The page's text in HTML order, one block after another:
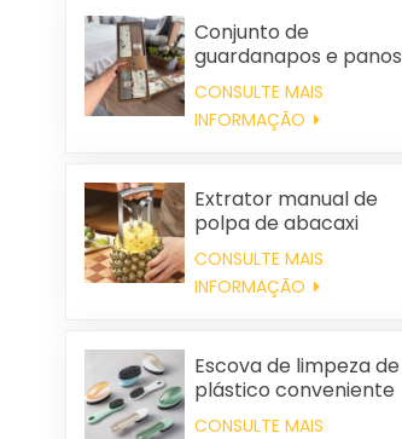
Conjunto de
guardanapos e panos
de limpeza quadrados
de algodão
personalizados para
CONSULTE MAIS
INFORMAÇÃO
Extrator manual de
polpa de abacaxi
CONSULTE MAIS
INFORMAÇÃO
Escova de limpeza de
plástico conveniente
por atacado
CONSULTE MAIS